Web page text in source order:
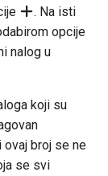
. Na isti
opcije
nalog u
koji su
broj se ne
se svi